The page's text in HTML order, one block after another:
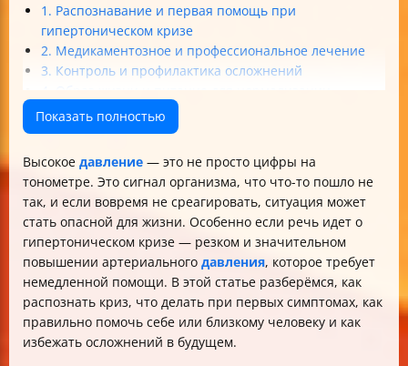
1. Распознавание и первая помощь при
гипертоническом кризе
2. Медикаментозное и профессиональное лечение
3. Контроль и профилактика осложнений
давления
Итог
Показать полностью
Высокое давление — это не просто цифры на
тонометре. Это сигнал организма, что что-то пошло не
так, и если вовремя не среагировать, ситуация может
стать опасной для жизни. Особенно если речь идет о
гипертоническом кризе — резком и значительном
повышении артериального давления, которое требует
немедленной помощи. В этой статье разберёмся, как
распознать криз, что делать при первых симптомах, как
правильно помочь себе или близкому человеку и как
избежать осложнений в будущем.